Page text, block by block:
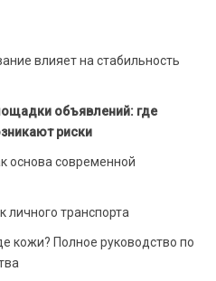
влияет на стабильность
объявлений: где
риски
основа современной
личного транспорта
кожи? Полное руководство по